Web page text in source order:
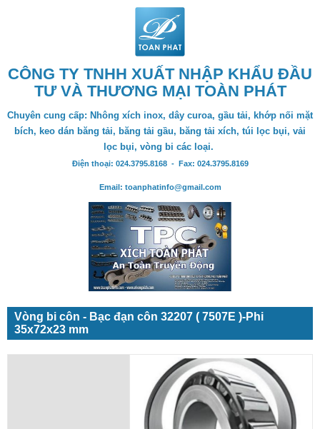
CÔNG TY TNHH XUẤT NHẬP KHẨU ĐẦU
TƯ VÀ THƯƠNG MẠI TOÀN PHÁT
Chuyên cung cấp: Nhông xích inox, dây curoa, gầu tải, khớp nối mặt
bích, keo dán băng tải, băng tải gầu, băng tải xích, túi lọc bụi, vải
lọc bụi, vòng bi các loại.
Điện thoại: 024.3795.8168 - Fax: 024.3795.8169
Email: toanphatinfo@gmail.com
Vòng bi côn - Bạc đạn côn 32207 ( 7507E )-Phi
35x72x23 mm